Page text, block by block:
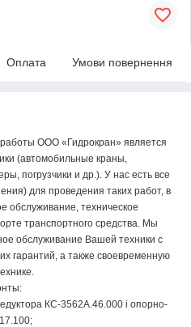
Оплата Умови повернення
ООО «Гидрокран» является
(автомобильные краны,
погрузчики и др.). У нас есть все
для проведения таких работ, в
обслуживание, техническое
транспортного средства. Мы
обслуживание Вашей техники с
гарантий, а также своевременную
КС-3562А.46.000 і опорно-